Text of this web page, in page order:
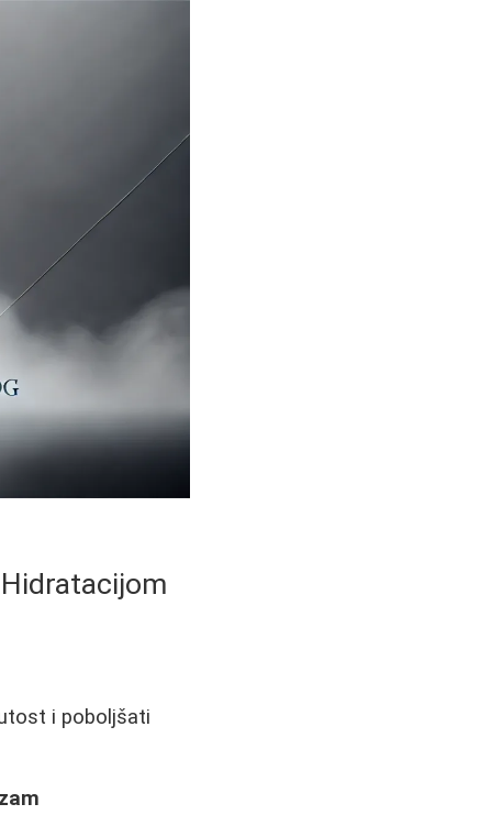
i poboljšati